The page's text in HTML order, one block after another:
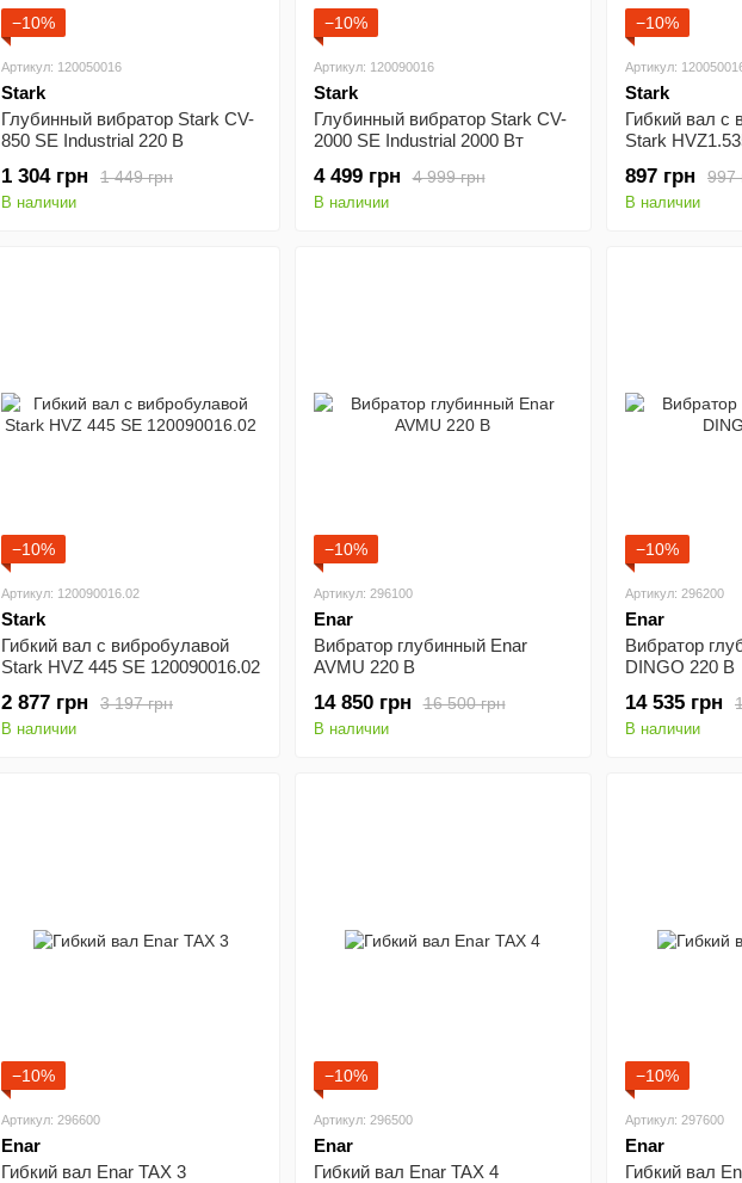
−10%
Артикул: 120050016
Stark
Глубинный вибратор Stark CV-
850 SE Industrial 220 В
1 449 грн
1 304 грн
В наличии
−10%
Артикул: 120090016
Stark
Глубинный вибратор Stark CV-
2000 SE Industrial 2000 Вт
4 999 грн
4 499 грн
В наличии
−10%
Артикул:
Stark
Гибкий вал с
Stark
997
897 грн
В наличии
−10%
Артикул: 120090016.02
Stark
Гибкий вал с вибробулавой
Stark HVZ 445 SE 120090016.02
3 197 грн
2 877 грн
В наличии
−10%
Артикул: 296100
Enar
Вибратор глубинный Enar
AVMU 220 B
16 500 грн
14 850 грн
В наличии
−10%
Артикул: 296200
Enar
Вибратор
DINGO 220 B
14 535 грн
В наличии
−10%
Артикул: 296600
Enar
Гибкий вал Enar TAX 3
−10%
Артикул: 296500
Enar
Гибкий вал Enar TAX 4
−10%
Артикул: 297600
Enar
Гибкий вал